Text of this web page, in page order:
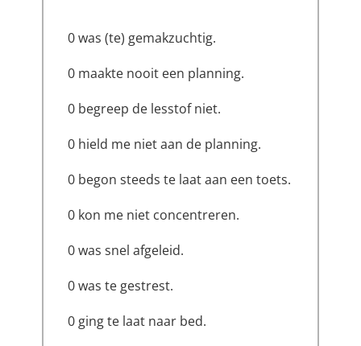
0 was (te) gemakzuchtig.
0 maakte nooit een planning.
0 begreep de lesstof niet.
0 hield me niet aan de planning.
0 begon steeds te laat aan een toets.
0 kon me niet concentreren.
0 was snel afgeleid.
0 was te gestrest.
0 ging te laat naar bed.